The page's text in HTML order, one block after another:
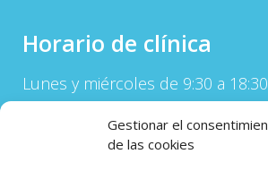
Gestionar el
de las cookies
Horario de clínica
Lunes y miércoles de 9:30 a 18:30
Martes y Jueves de 9:30 a 15:00
Horario de atención telefónica:
Lunes a Jueves de 9:30 a 15:00